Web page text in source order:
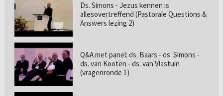
Ds. Simons - Jezus kennen is
allesovertreffend (Pastorale Questions &
Answers lezing 2)
Q&A met panel: ds. Baars - ds. Simons -
ds. van Kooten - ds. van Vlastuin
(vragenronde 1)